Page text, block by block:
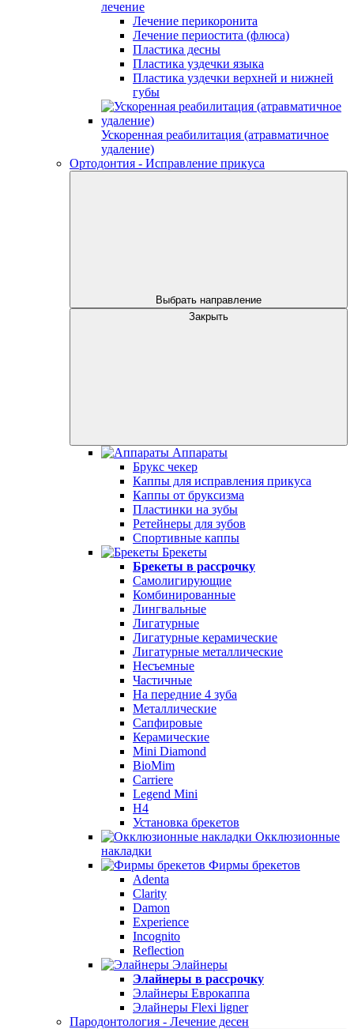
лечение
Лечение перикоронита
Лечение периостита (флюса)
Пластика десны
Пластика уздечки языка
Пластика уздечки верхней и нижней
губы
Ускоренная реабилитация (атравматичное
удаление)
Ортодонтия - Исправление прикуса
Выбрать направление
Закрыть
Аппараты
Брукс чекер
Каппы для исправления прикуса
Каппы от бруксизма
Пластинки на зубы
Ретейнеры для зубов
Спортивные каппы
Брекеты
Брекеты в рассрочку
Самолигирующие
Комбинированные
Лингвальные
Лигатурные
Лигатурные керамические
Лигатурные металлические
Несъемные
Частичные
На передние 4 зуба
Металлические
Сапфировые
Керамические
Mini Diamond
BioMim
Carriere
Legend Mini
H4
Установка брекетов
Окклюзионные
накладки
Фирмы брекетов
Adenta
Clarity
Damon
Experience
Incognito
Reflection
Элайнеры
Элайнеры в рассрочку
Элайнеры Еврокаппа
Элайнеры Flexi ligner
Пародонтология - Лечение десен